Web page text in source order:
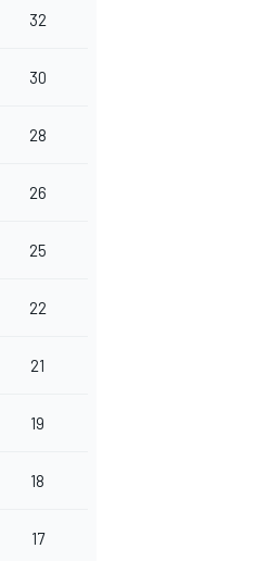
32
30
28
26
25
22
21
19
18
17